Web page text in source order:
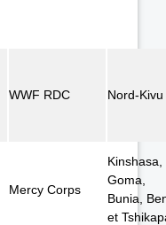
WWF RDC Nord-Kivu
Mercy Corps
Kinshasa,
Goma,
Bunia,
et